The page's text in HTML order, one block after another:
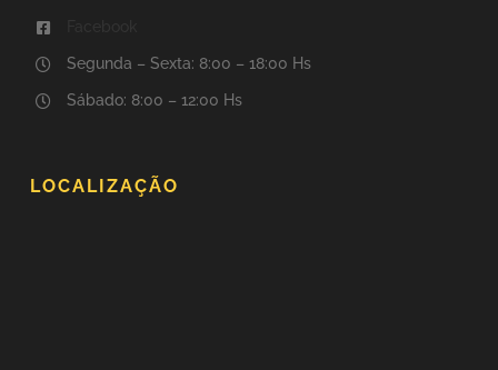
Segunda – Sexta: 8:00 – 18:00 Hs
Sábado: 8:00 – 12:00 Hs
LOCALIZAÇÃO